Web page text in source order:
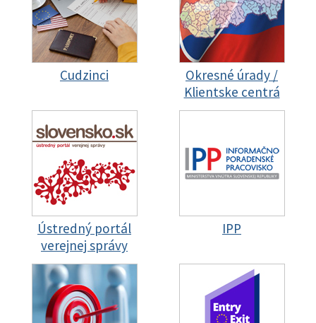
Cudzinci
Okresné úrady /
Klientske centrá
Ústredný portál
verejnej správy
IPP